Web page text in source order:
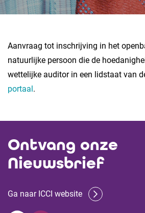
Aanvraag tot inschrijving in het
natuurlijke persoon die de
wettelijke auditor in een lidstaat van
portaal.
Ontvang onze
Nieuwsbrief
Ga naar ICCI website